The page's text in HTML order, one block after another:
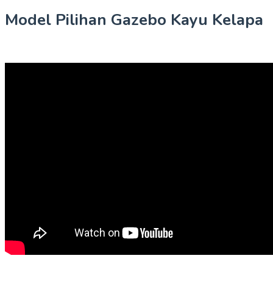
Model Pilihan Gazebo Kayu Kelapa